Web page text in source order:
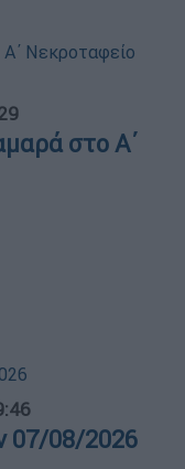
στο Α΄
07/08/2026